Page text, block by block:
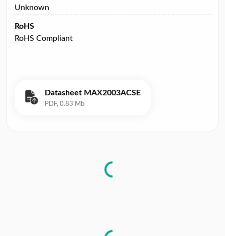
Unknown
RoHS
RoHS Compliant
Datasheet MAX2003ACSE